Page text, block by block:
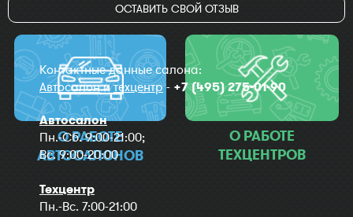
ОСТАВИТЬ СВОЙ ОТЗЫВ
О РАБОТЕ
АВТОСАЛОНОВ
О РАБОТЕ
ТЕХЦЕНТРОВ
Контактные данные салона:
Автосалонитехцентр- +7 (495) 275-01-90
Автосалон
Пн.-Сб. 9:00-21:00;
Вс. 9:00-20:00
Техцентр
Пн.-Вс. 7:00-21:00